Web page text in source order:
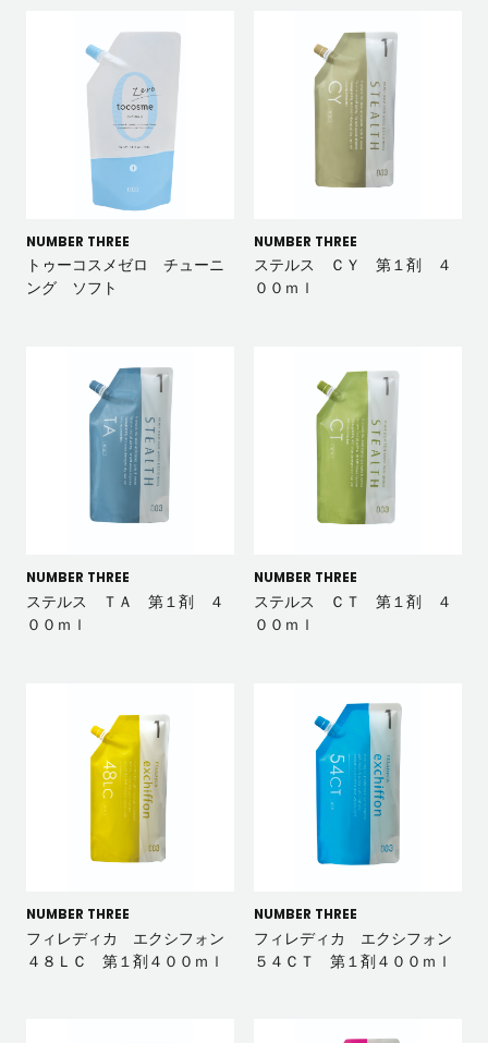
NUMBER THREE
トゥーコスメゼロ チューニ
ング ソフト
NUMBER THREE
ステルス ＣＹ 第１剤 ４
００ｍｌ
NUMBER THREE
ステルス ＴＡ 第１剤 ４
００ｍｌ
NUMBER THREE
ステルス ＣＴ 第１剤 ４
００ｍｌ
NUMBER THREE
フィレディカ エクシフォン
４８ＬＣ 第１剤４００ｍｌ
NUMBER THREE
フィレディカ エクシフォン
５４ＣＴ 第１剤４００ｍｌ